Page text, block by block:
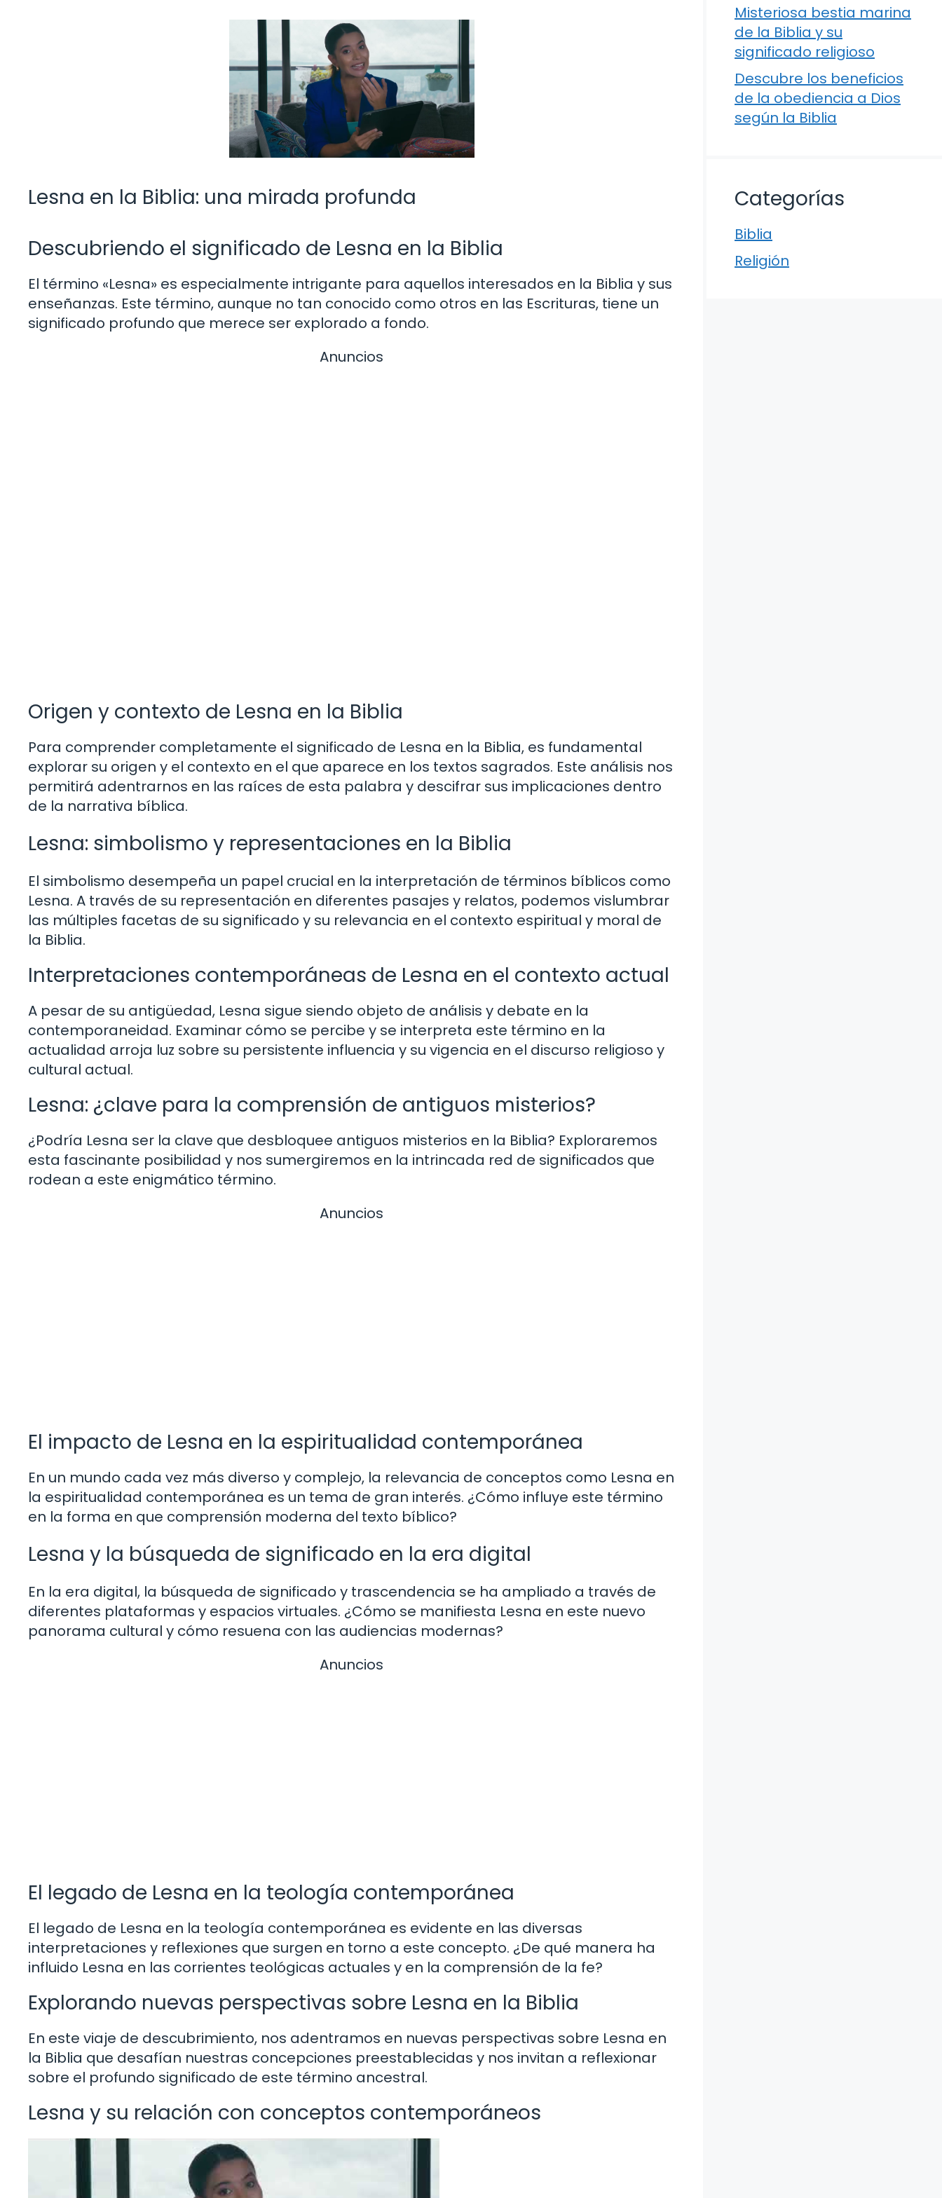
Lesna en la Biblia: una mirada profunda
Descubriendo el significado de Lesna en la Biblia
El término «Lesna» es especialmente intrigante para aquellos interesados en la Biblia y sus
enseñanzas. Este término, aunque no tan conocido como otros en las Escrituras, tiene un
significado profundo que merece ser explorado a fondo.
Anuncios
Origen y contexto de Lesna en la Biblia
Para comprender completamente el significado de Lesna en la Biblia, es fundamental
explorar su origen y el contexto en el que aparece en los textos sagrados. Este análisis nos
permitirá adentrarnos en las raíces de esta palabra y descifrar sus implicaciones dentro
de la narrativa bíblica.
Lesna: simbolismo y representaciones en la Biblia
El simbolismo desempeña un papel crucial en la interpretación de términos bíblicos como
Lesna. A través de su representación en diferentes pasajes y relatos, podemos vislumbrar
las múltiples facetas de su significado y su relevancia en el contexto espiritual y moral de
la Biblia.
Interpretaciones contemporáneas de Lesna en el contexto actual
A pesar de su antigüedad, Lesna sigue siendo objeto de análisis y debate en la
contemporaneidad. Examinar cómo se percibe y se interpreta este término en la
actualidad arroja luz sobre su persistente influencia y su vigencia en el discurso religioso y
cultural actual.
Lesna: ¿clave para la comprensión de antiguos misterios?
¿Podría Lesna ser la clave que desbloquee antiguos misterios en la Biblia? Exploraremos
esta fascinante posibilidad y nos sumergiremos en la intrincada red de significados que
rodean a este enigmático término.
Anuncios
El impacto de Lesna en la espiritualidad contemporánea
En un mundo cada vez más diverso y complejo, la relevancia de conceptos como Lesna en
la espiritualidad contemporánea es un tema de gran interés. ¿Cómo influye este término
en la forma en que comprensión moderna del texto bíblico?
Lesna y la búsqueda de significado en la era digital
En la era digital, la búsqueda de significado y trascendencia se ha ampliado a través de
diferentes plataformas y espacios virtuales. ¿Cómo se manifiesta Lesna en este nuevo
panorama cultural y cómo resuena con las audiencias modernas?
Anuncios
El legado de Lesna en la teología contemporánea
El legado de Lesna en la teología contemporánea es evidente en las diversas
interpretaciones y reflexiones que surgen en torno a este concepto. ¿De qué manera ha
influido Lesna en las corrientes teológicas actuales y en la comprensión de la fe?
Explorando nuevas perspectivas sobre Lesna en la Biblia
En este viaje de descubrimiento, nos adentramos en nuevas perspectivas sobre Lesna en
la Biblia que desafían nuestras concepciones preestablecidas y nos invitan a reflexionar
sobre el profundo significado de este término ancestral.
Lesna y su relación con conceptos contemporáneos
Misteriosa bestia marina
de la Biblia y su
significado religioso
Descubre los beneficios
de la obediencia a Dios
según la Biblia
Categorías
Biblia
Religión